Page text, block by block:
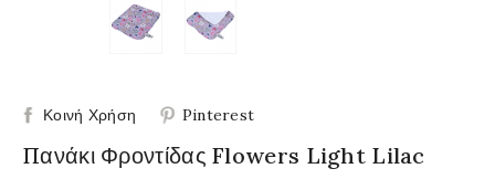
Κοινή Χρήση Pinterest
Πανάκι Φροντίδας Flowers Light Lilac